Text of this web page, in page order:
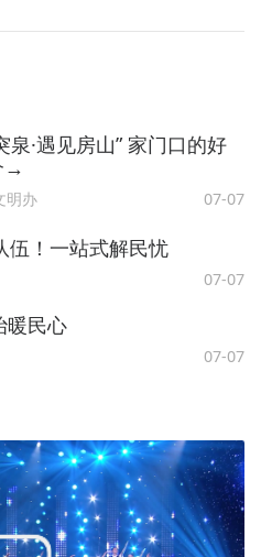
泉·遇见房山” 家门口的好
→
明办 07-07
伍！一站式解民忧
07-07
暖民心
07-07